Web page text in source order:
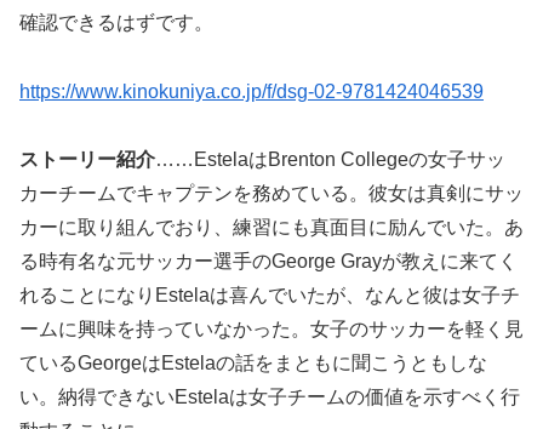
確認できるはずです。
https://www.kinokuniya.co.jp/f/dsg-02-9781424046539
ストーリー紹介……EstelaはBrenton Collegeの女子サッ
カーチームでキャプテンを務めている。彼女は真剣にサッ
カーに取り組んでおり、練習にも真面目に励んでいた。あ
る時有名な元サッカー選手のGeorge Grayが教えに来てく
れることになりEstelaは喜んでいたが、なんと彼は女子チ
ームに興味を持っていなかった。女子のサッカーを軽く見
ているGeorgeはEstelaの話をまともに聞こうともしな
い。納得できないEstelaは女子チームの価値を示すべく行